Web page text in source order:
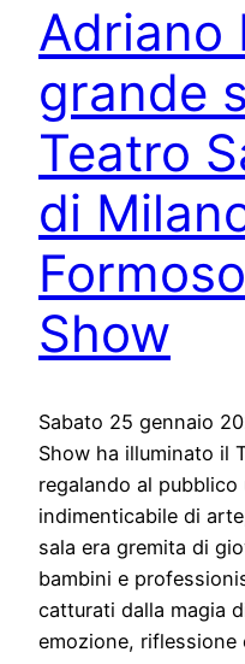
Adriano
grande
Teatro
di
Show
Sabato 25 gennaio
Show ha illuminato il
regalando al pubblico
indimenticabile di
sala era gremita di
bambini e
catturati dalla magia
emozione,